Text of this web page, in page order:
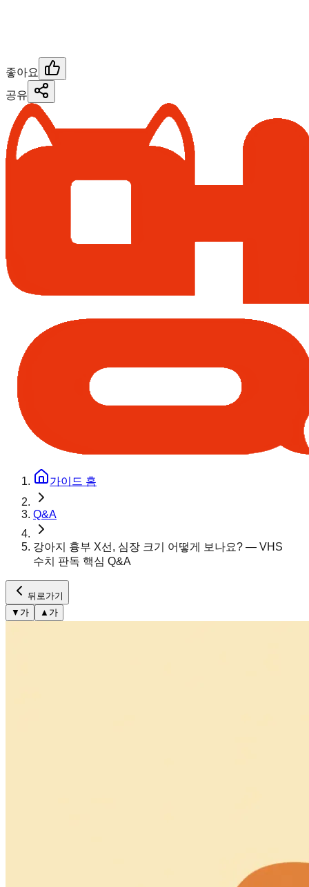
좋아요
공유
가이드 홈
Q&A
강아지 흉부 X선, 심장 크기 어떻게 보나요? — VHS
수치 판독 핵심 Q&A
뒤로가기
▼ 가 ▲ 가